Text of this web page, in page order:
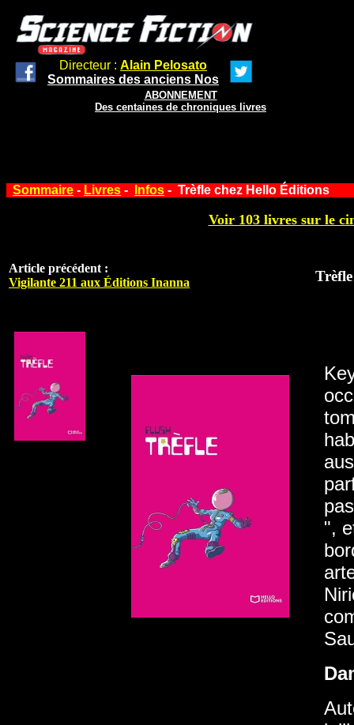
Directeur : Alain Pelosato
Sommaires des anciens Nos
ABONNEMENT
Des centaines de chroniques livres
Sommaire - Livres - Infos - Trèfle chez Hello Éditions
Voir 103 livres sur le
Article précédent :
Vigilante 211 aux Éditions Inanna
",